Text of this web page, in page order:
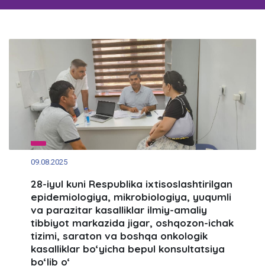
09.08.2025
28-iyul kuni Respublika ixtisoslashtirilgan
epidemiologiya, mikrobiologiya, yuqumli
va parazitar kasalliklar ilmiy-amaliy
tibbiyot markazida jigar, oshqozon-ichak
tizimi, saraton va boshqa onkologik
kasalliklar bo‘yicha bepul konsultatsiya
bo‘lib o‘